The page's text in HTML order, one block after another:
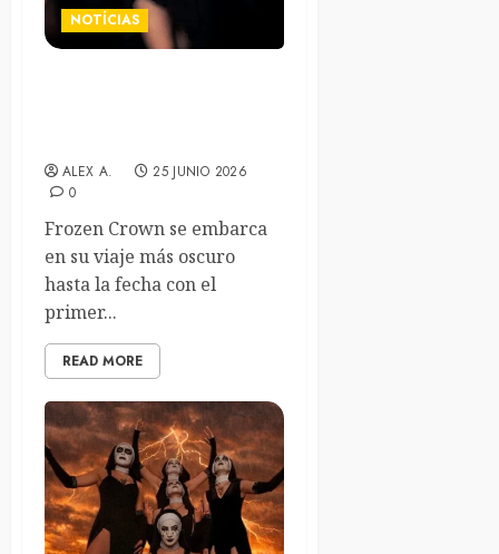
NOTÍCIAS
ALEX A.
25 JUNIO 2026
0
Frozen Crown se embarca
en su viaje más oscuro
hasta la fecha con el
primer...
READ MORE